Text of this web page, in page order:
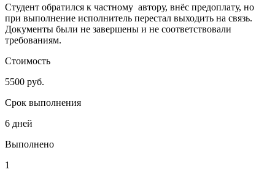
Студент обратился к частному автору, внёс предоплату, но
при выполнение исполнитель перестал выходить на связь.
Документы были не завершены и не соответствовали
требованиям.
Стоимость
5500 руб.
Срок выполнения
6 дней
Выполнено
1